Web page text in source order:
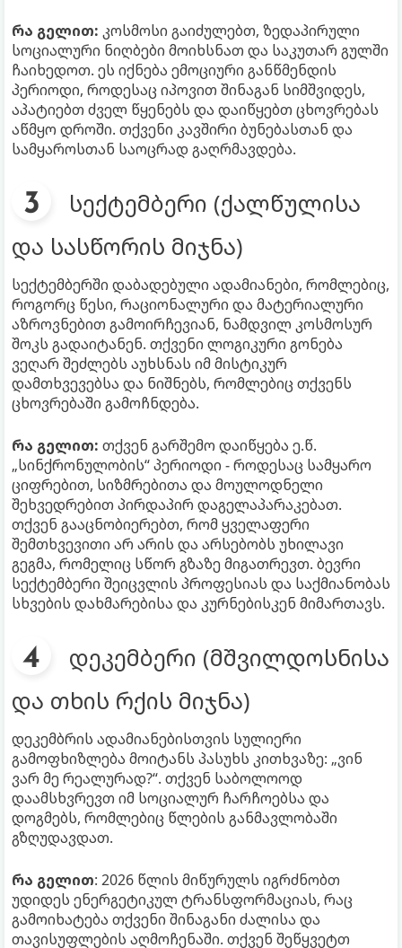
რა გელით: კოსმოსი გაიძულებთ, ზედაპირული
სოციალური ნიღბები მოიხსნათ და საკუთარ გულში
ჩაიხედოთ. ეს იქნება ემოციური განწმენდის
პერიოდი, როდესაც იპოვით შინაგან სიმშვიდეს,
აპატიებთ ძველ წყენებს და დაიწყებთ ცხოვრებას
აწმყო დროში. თქვენი კავშირი ბუნებასთან და
სამყაროსთან საოცრად გაღრმავდება.
სექტემბერი (ქალწულისა
და სასწორის მიჯნა)
სექტემბერში დაბადებული ადამიანები, რომლებიც,
როგორც წესი, რაციონალური და მატერიალური
აზროვნებით გამოირჩევიან, ნამდვილ კოსმოსურ
შოკს გადაიტანენ. თქვენი ლოგიკური გონება
ვეღარ შეძლებს აუხსნას იმ მისტიკურ
დამთხვევებსა და ნიშნებს, რომლებიც თქვენს
ცხოვრებაში გამოჩნდება.
რა გელით: თქვენ გარშემო დაიწყება ე.წ.
„სინქრონულობის“ პერიოდი - როდესაც სამყარო
ციფრებით, სიზმრებითა და მოულოდნელი
შეხვედრებით პირდაპირ დაგელაპარაკებათ.
თქვენ გააცნობიერებთ, რომ ყველაფერი
შემთხვევითი არ არის და არსებობს უხილავი
გეგმა, რომელიც სწორ გზაზე მიგათრევთ. ბევრი
სექტემბერი შეიცვლის პროფესიას და საქმიანობას
სხვების დახმარებისა და კურნებისკენ მიმართავს.
დეკემბერი (მშვილდოსნისა
და თხის რქის მიჯნა)
დეკემბრის ადამიანებისთვის სულიერი
გამოფხიზლება მოიტანს პასუხს კითხვაზე: „ვინ
ვარ მე რეალურად?“. თქვენ საბოლოოდ
დაამსხვრევთ იმ სოციალურ ჩარჩოებსა და
დოგმებს, რომლებიც წლების განმავლობაში
გზღუდავდათ.
რა გელით: 2026 წლის მიწურულს იგრძნობთ
უდიდეს ენერგეტიკულ ტრანსფორმაციას, რაც
გამოიხატება თქვენი შინაგანი ძალისა და
თავისუფლების აღმოჩენაში. თქვენ შეწყვეტთ